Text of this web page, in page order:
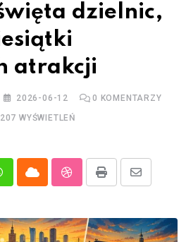
dzielnic,
atrakcji
2026-06-12 0 KOMENTARZY
207 WYŚWIETLEŃ
Cloud StumbleUpon
Print
Share
Email